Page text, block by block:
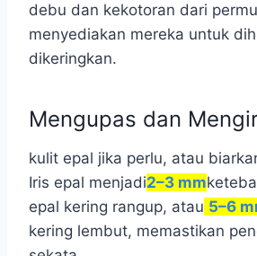
debu dan kekotoran dari
menyediakan mereka untuk
dikeringkan.
Mengupas dan
kulit epal jika perlu, atau
Iris epal menjadi2–3 mm
epal kering rangup, atau 5–6
kering lembut, memastikan